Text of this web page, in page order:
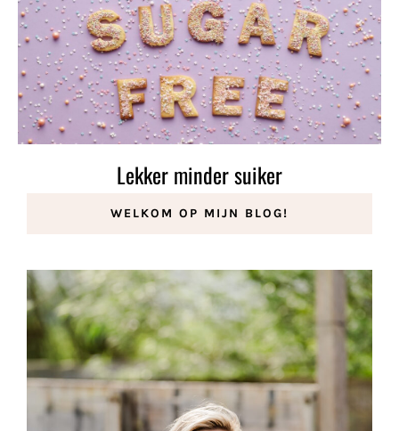
Lekker minder suiker
WELKOM OP MIJN BLOG!